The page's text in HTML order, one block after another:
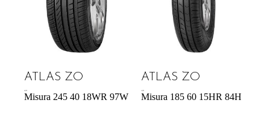
ATLAS ZO
Misura 245 40 18WR 97W
ATLAS ZO
Misura 185 60 15HR 84H